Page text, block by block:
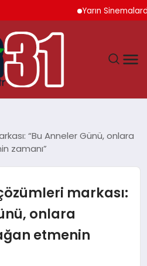
Yarın Sinemalarda 6
“Bu Anneler Günü, onlara
zamanı”
markası:
onlara
etmenin